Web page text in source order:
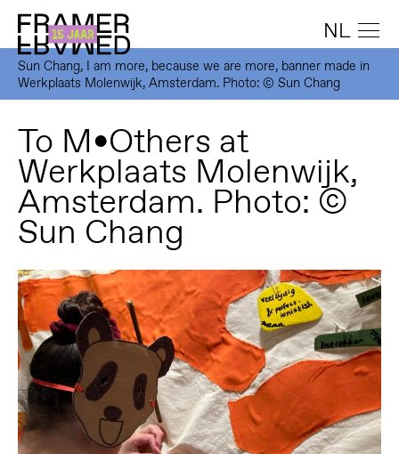
NL
Sun Chang, I am more, because we are more, banner made in
Werkplaats Molenwijk, Amsterdam. Photo: © Sun Chang
To M•Others at
Werkplaats Molenwijk,
Amsterdam. Photo: ©
Sun Chang